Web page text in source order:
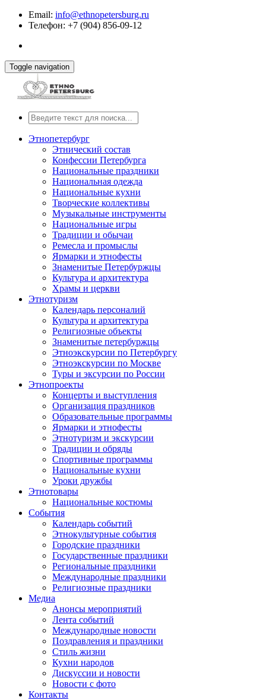
Email: info@ethnopetersburg.ru
Телефон: +7 (904) 856-09-12
Toggle navigation
Этнопетербург
Этнический состав
Конфессии Петербурга
Национальные праздники
Национальная одежда
Национальные кухни
Творческие коллективы
Музыкальные инструменты
Национальные игры
Традиции и обычаи
Ремесла и промыслы
Ярмарки и этнофесты
Знаменитые Петербуржцы
Культура и архитектура
Храмы и церкви
Этнотуризм
Календарь персоналий
Культура и архитектура
Религиозные объекты
Знаменитые петербуржцы
Этноэкскурсии по Петербургу
Этноэкскурсии по Москве
Туры и эксурсии по России
Этнопроекты
Концерты и выступления
Организация праздников
Образовательные программы
Ярмарки и этнофесты
Этнотуризм и экскурсии
Традиции и обряды
Спортивные программы
Национальные кухни
Уроки дружбы
Этнотовары
Национальные костюмы
События
Календарь событий
Этнокультурные события
Городские праздники
Государственные праздники
Региональные праздники
Международные праздники
Религиозные праздники
Медиа
Анонсы мероприятий
Лента событий
Международные новости
Поздравления и праздники
Cтиль жизни
Кухни народов
Дискуссии и новости
Новости с фото
Контакты